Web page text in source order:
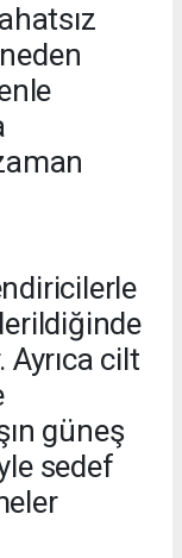
cilt
güneş
sedef